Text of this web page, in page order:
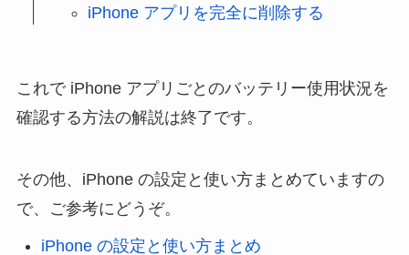
iPhone アプリを完全に削除する
これで iPhone アプリごとのバッテリー使用状況を
確認する方法の解説は終了です。
その他、iPhone の設定と使い方まとめていますの
で、ご参考にどうぞ。
iPhone の設定と使い方まとめ